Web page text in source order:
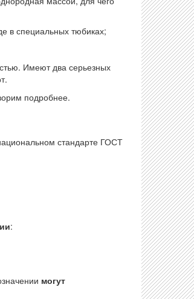
в специальных тюбиках;
Имеют два серьезных
подробнее.
стандарте ГОСТ
:
могут